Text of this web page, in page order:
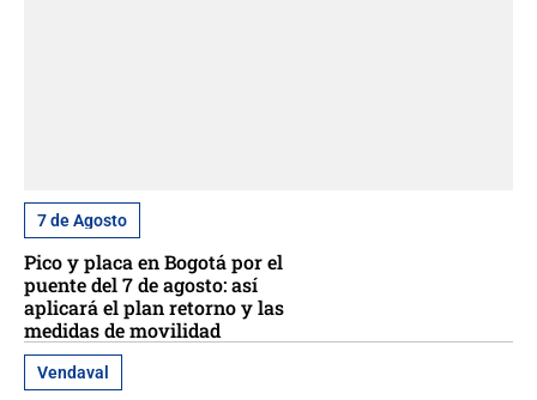
7 de Agosto
Pico y placa en Bogotá por el
puente del 7 de agosto: así
aplicará el plan retorno y las
medidas de movilidad
Vendaval